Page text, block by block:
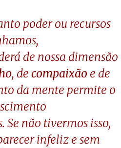
poder ou recursos
de nossa dimensão
, de compaixão e de
da mente permite o
Se não tivermos isso,
infeliz e sem